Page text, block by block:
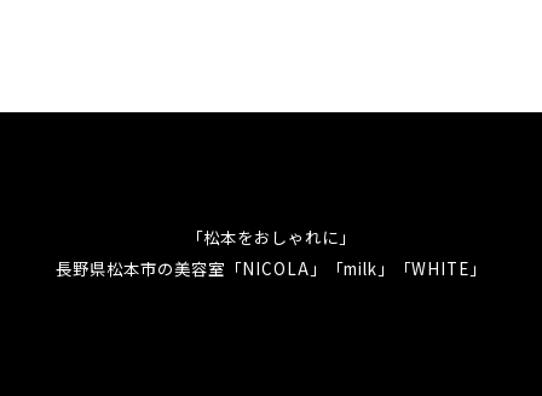
「松本をおしゃれに」
長野県松本市の美容室「NICOLA」「milk」「WHITE」